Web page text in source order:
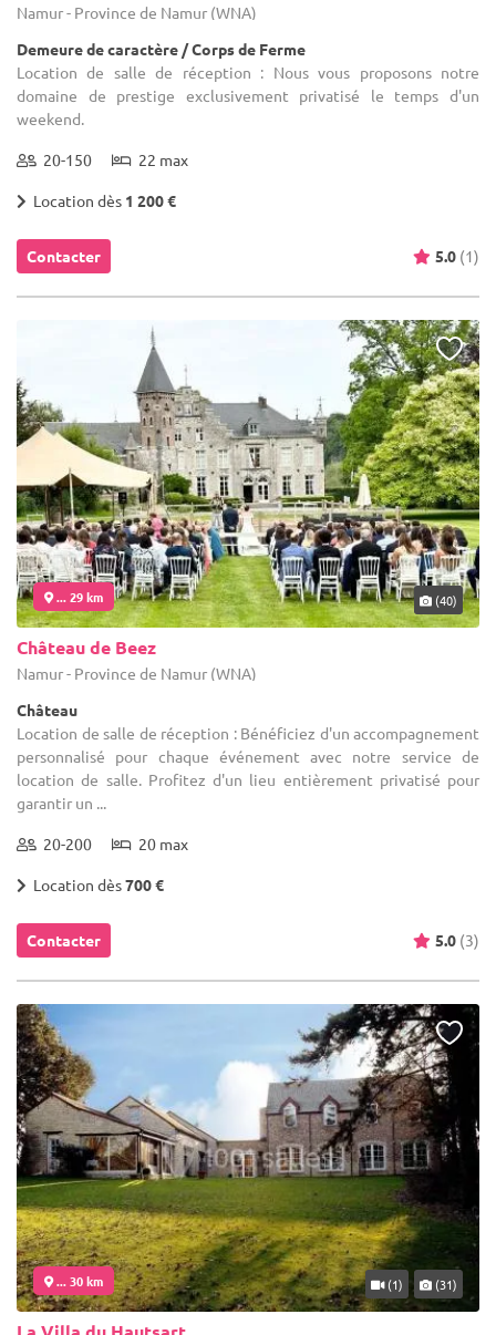
Namur - Province de Namur (WNA)
Demeure de caractère / Corps de Ferme
Location de salle de réception : Nous vous proposons notre
domaine de prestige exclusivement privatisé le temps d'un
weekend.
20-150 22 max
Location dès 1 200 €
Contacter 5.0 (1)
... 29 km (40)
Château de Beez
Namur - Province de Namur (WNA)
Château
Location de salle de réception : Bénéficiez d'un accompagnement
personnalisé pour chaque événement avec notre service de
location de salle. Profitez d'un lieu entièrement privatisé pour
garantir un ...
20-200 20 max
Location dès700 €
Contacter 5.0 (3)
... 30 km (1) (31)